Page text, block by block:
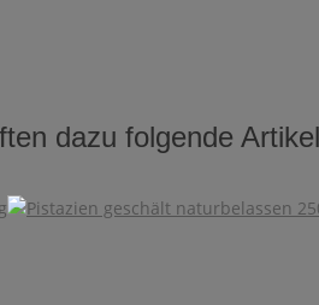
dazu folgende